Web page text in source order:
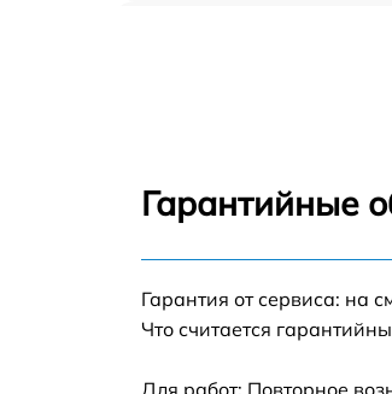
Замена станции airport
Гарантийные
Гарантия от сервиса: на
Что считается
Для работ: Повторное